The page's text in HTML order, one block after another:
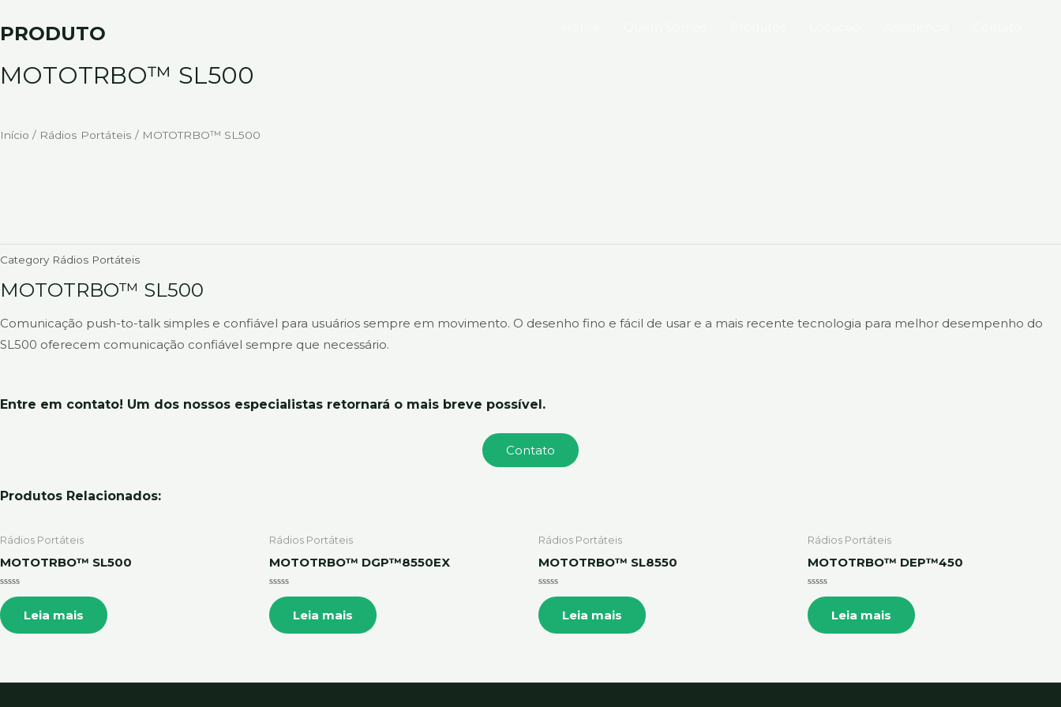
para
conteúdo
PRODUTO
MOTOTRBO™ SL500
Início / Rádios Portáteis / MOTOTRBO™ SL500
Category Rádios Portáteis
MOTOTRBO™ SL500
Comunicação push-to-talk simples e confiável para usuários sempre em movimento. O desenho fino e fácil de usar e a mais recente tecnologia para melhor desempenho do
SL500 oferecem comunicação confiável sempre que necessário.
Entre em contato! Um dos nossos especialistas retornará o mais breve possível.
Contato
Produtos Relacionados:
Rádios Portáteis
MOTOTRBO™ SL500
Avaliação
0
de
5
Leia mais
Rádios Portáteis
MOTOTRBO™ DGP™8550EX
Avaliação
0
de
5
Leia mais
Rádios Portáteis
MOTOTRBO™ SL8550
Avaliação
0
de
5
Leia mais
Rádios Portáteis
MOTOTRBO™ DEP™450
Avaliação
0
de
5
Leia mais